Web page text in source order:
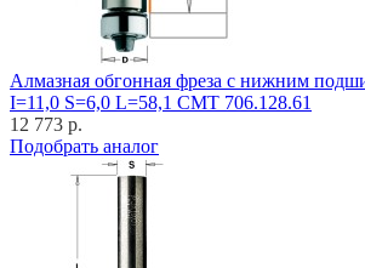
Алмазная обгонная фреза с нижним
I=11,0 S=6,0 L=58,1 CMT 706.128.61
12 773 р.
Подобрать аналог